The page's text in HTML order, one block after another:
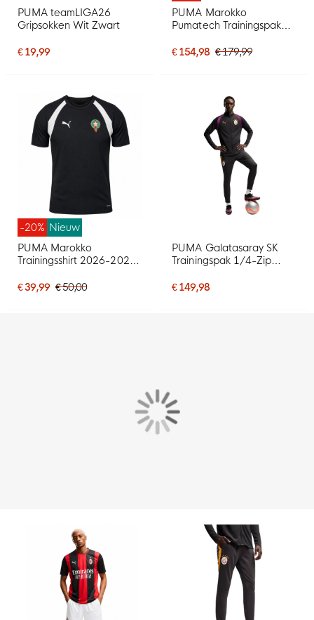
PUMA teamLIGA26
Gripsokken Wit Zwart
€ 19,99
PUMA Marokko
Pumatech Trainingspak
Zwart Wit
€ 154,98 € 179,99
-20% Nieuw
PUMA Marokko
Trainingsshirt 2026-2028
€ 39,99 € 50,00
PUMA Galatasaray SK
Trainingspak 1/4-Zip
Rood Paars Oranje
€ 149,98